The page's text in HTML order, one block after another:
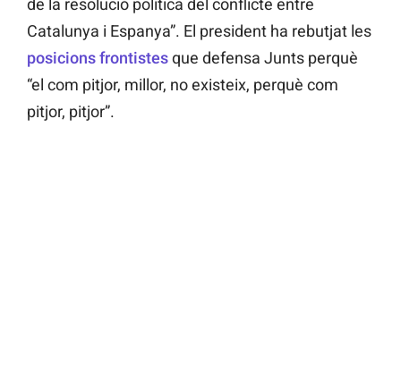
de la resolució política del conflicte entre
Catalunya i Espanya”. El president ha rebutjat les
posicions frontistesque defensa Junts perquè
“el com pitjor, millor, no existeix, perquè com
pitjor, pitjor”.